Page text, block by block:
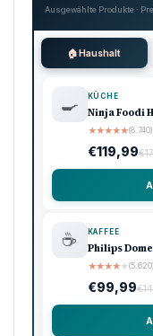
Ausgewählte Produkte ·
🏠 Haushalt
🍳 KÜCHE
Ninja Foodi
★★★★★(8.740)
€119,99
☕ KAFFEE
Philips
★★★★★(5.620)
€99,99